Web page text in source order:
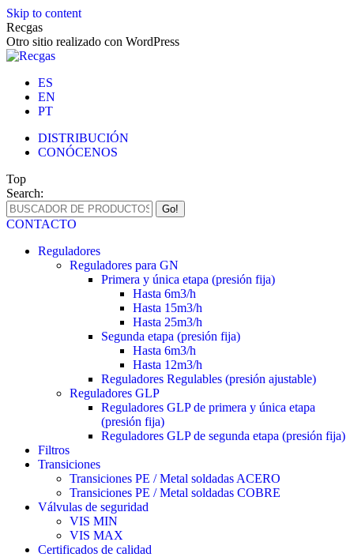
Skip to content
Recgas
Otro sitio realizado con WordPress
ES
EN
PT
DISTRIBUCIÓN
CONÓCENOS
Top
Search:
CONTACTO
Reguladores
Reguladores para GN
Primera y única etapa (presión fija)
Hasta 6m3/h
Hasta 15m3/h
Hasta 25m3/h
Segunda etapa (presión fija)
Hasta 6m3/h
Hasta 12m3/h
Reguladores Regulables (presión ajustable)
Reguladores GLP
Reguladores GLP de primera y única etapa
(presión fija)
Reguladores GLP de segunda etapa (presión fija)
Filtros
Transiciones
Transiciones PE / Metal soldadas ACERO
Transiciones PE / Metal soldadas COBRE
Válvulas de seguridad
VIS MIN
VIS MAX
Certificados de calidad